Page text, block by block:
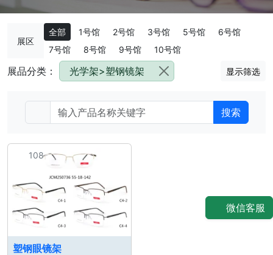
展区
全部 1号馆 2号馆 3号馆 5号馆
6号馆
7号馆
8号馆 9号馆 10号馆
展品分类： 光学架>塑钢镜架 显示筛选
搜索
108
塑钢眼镜架
微信客服